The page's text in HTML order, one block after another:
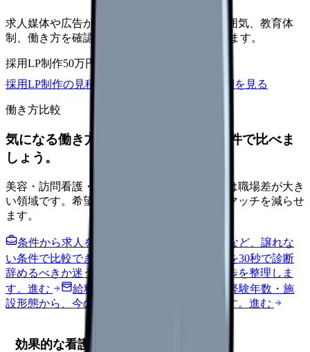
求人媒体や広告から来た看護師が、職場の雰囲気、教育体
制、働き方を確認して応募できるLPを設計します。
採用LP制作50万円〜
採用LP制作の見積もりを依頼
サービス詳細を見る
働き方比較
気になる働き方を、求人を見る前に条件で比べま
しょう。
美容・訪問看護・クリニック・夜勤なしなどは職場差が大き
い領域です。希望条件を先に整理するとミスマッチを減らせ
ます。
条件から求人を見る
夜勤回数・残業・通勤など、譲れな
い条件で比較できます。
職場の悩みを30秒で診断
辞めるべきか迷う前に、悩みの種類と次の一歩を整理しま
す。 進む 給料コンパスで比較する
地域・経験年数・施
設形態から、今の給料の現在地を確認できます。 進む
効果的な看護体制の構築